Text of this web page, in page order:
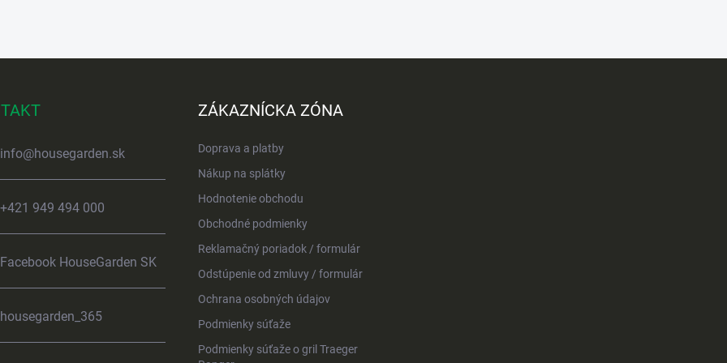
info@housegarden.sk
+421 949 494 000
Facebook HouseGarden SK
housegarden_365
ZÁKAZNÍCKA ZÓNA
Doprava a platby
Nákup na splátky
Hodnotenie obchodu
Obchodné podmienky
Reklamačný poriadok / formulár
Odstúpenie od zmluvy / formulár
Ochrana osobných údajov
Podmienky súťaže
Podmienky súťaže o gril Traeger